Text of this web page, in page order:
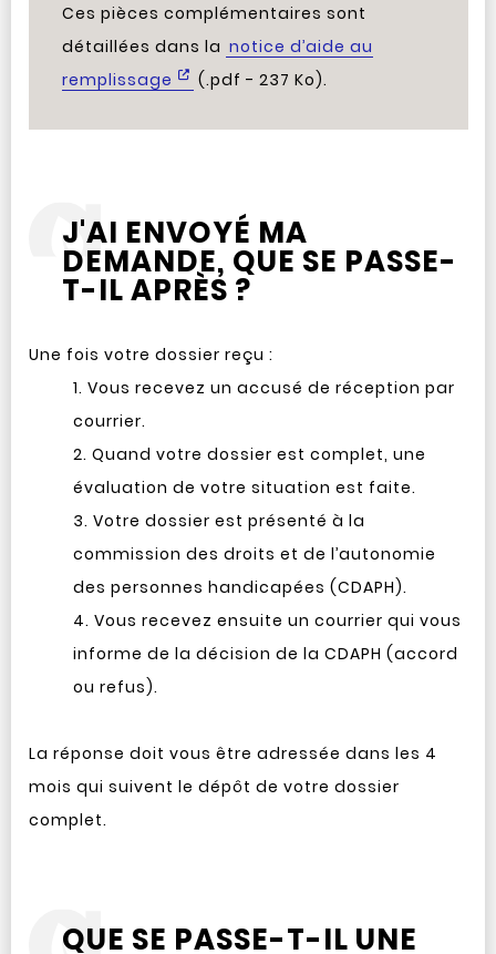
Ces pièces complémentaires sont
détaillées dans la notice d’aide au
remplissage
(.pdf - 237 Ko).
J'AI ENVOYÉ MA
DEMANDE, QUE SE PASSE-
T-IL APRÈS ?
Une fois votre dossier reçu :
Vous recevez un accusé de réception par
courrier.
Quand votre dossier est complet, une
évaluation de votre situation est faite.
Votre dossier est présenté à la
commission des droits et de l’autonomie
des personnes handicapées (CDAPH).
Vous recevez ensuite un courrier qui vous
informe de la décision de la CDAPH (accord
ou refus).
La réponse doit vous être adressée dans les 4
mois qui suivent le dépôt de votre dossier
complet.
QUE SE PASSE-T-IL UNE